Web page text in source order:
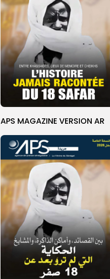
APS MAGAZINE VERSION AR